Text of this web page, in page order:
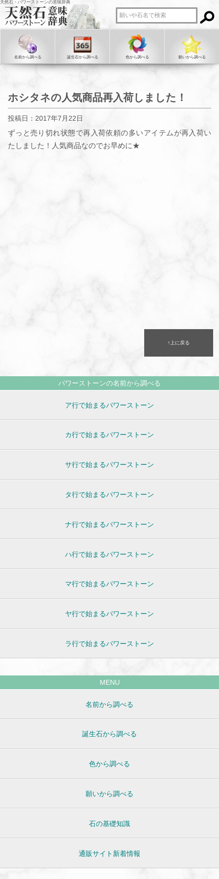
天然石・パワーストーンの意味辞典
名前から調べる 誕生石から調べる 色から調べる 願いから調べる
ホシタネの人気商品再入荷しました！
投稿日：2017年7月22日
ずっと売り切れ状態で再入荷依頼の多いアイテムが再入荷い
たしました！人気商品なのでお早めに★
↑上に戻る
パワーストーンの名前から調べる
ア行で始まるパワーストーン
カ行で始まるパワーストーン
サ行で始まるパワーストーン
タ行で始まるパワーストーン
ナ行で始まるパワーストーン
ハ行で始まるパワーストーン
マ行で始まるパワーストーン
ヤ行で始まるパワーストーン
ラ行で始まるパワーストーン
MENU
名前から調べる
誕生石から調べる
色から調べる
願いから調べる
石の基礎知識
通販サイト新着情報